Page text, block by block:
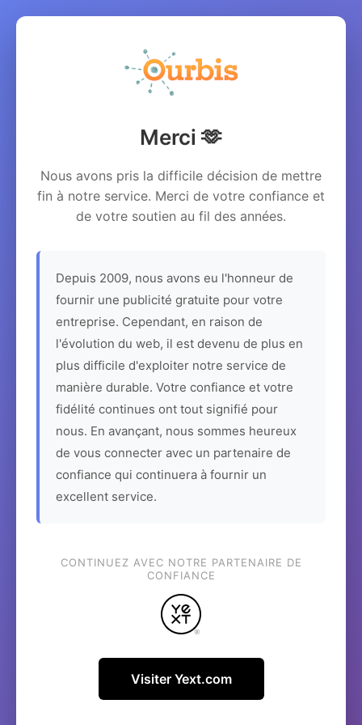
Merci 🫶
Nous avons pris la difficile décision de mettre
fin à notre service. Merci de votre confiance et
de votre soutien au fil des années.
Depuis 2009, nous avons eu l'honneur de
fournir une publicité gratuite pour votre
entreprise. Cependant, en raison de
l'évolution du web, il est devenu de plus en
plus difficile d'exploiter notre service de
manière durable. Votre confiance et votre
fidélité continues ont tout signifié pour
nous. En avançant, nous sommes heureux
de vous connecter avec un partenaire de
confiance qui continuera à fournir un
excellent service.
CONTINUEZ AVEC NOTRE PARTENAIRE DE
CONFIANCE
Visiter Yext.com